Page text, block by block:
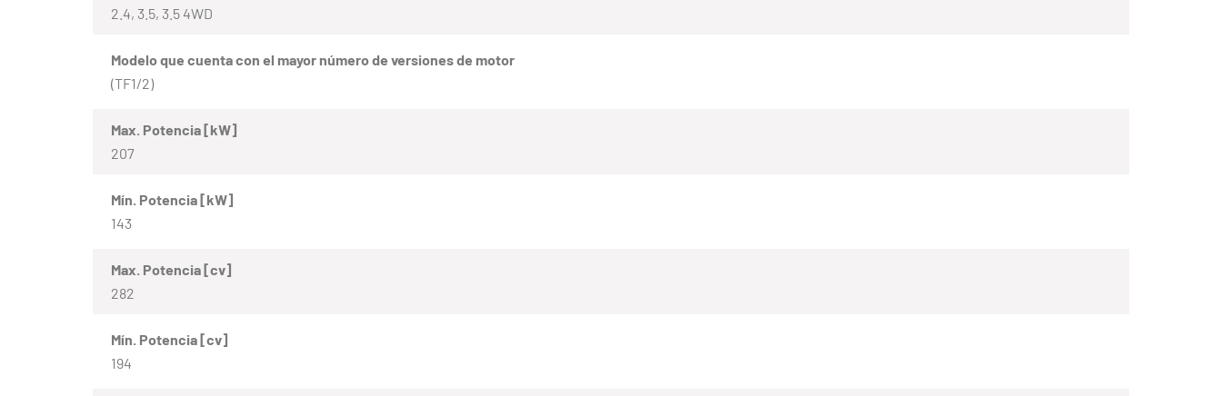
2.4, 3.5, 3.5 4WD
Modelo que cuenta con el mayor número de versiones de motor
(TF1/2)
Max. Potencia [kW]
207
Mín. Potencia [kW]
143
Max. Potencia [cv]
282
Mín. Potencia [cv]
194